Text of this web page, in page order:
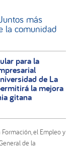
más
la comunidad
para la
de La
la mejora
gitana
el Empleo y
de la